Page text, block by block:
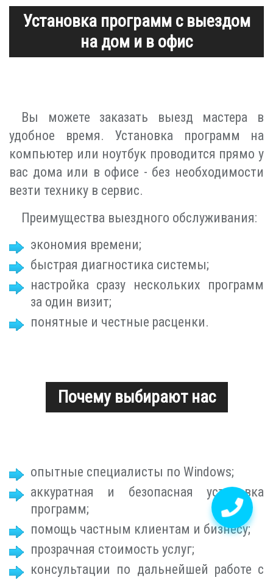
Установка программ с выездом
на дом и в офис
Вы можете заказать выезд мастера в
удобное время. Установка программ на
компьютер или ноутбук проводится прямо у
вас дома или в офисе - без необходимости
везти технику в сервис.
Преимущества выездного обслуживания:
экономия времени;
быстрая диагностика системы;
настройка сразу нескольких программ
за один визит;
понятные и честные расценки.
Почему выбирают нас
опытные специалисты по Windows;
аккуратная и безопасная установка
программ;
помощь частным клиентам и бизнесу;
прозрачная стоимость услуг;
консультации по дальнейшей работе с